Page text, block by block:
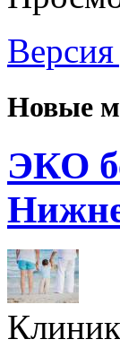
Версия
Новые
ЭКО